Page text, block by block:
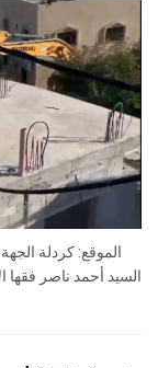
الموقع: كردلة
السيد أحمد ناصر فقها